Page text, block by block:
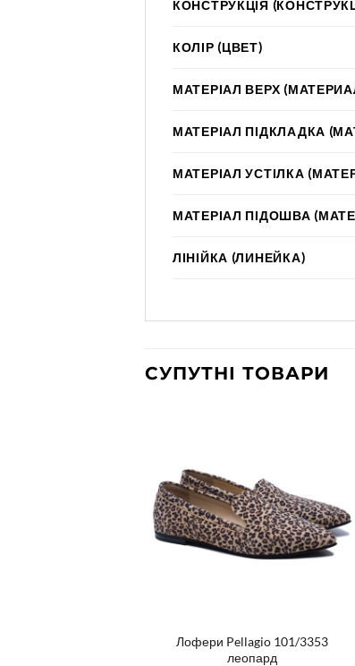
КОНСТРУКЦІЯ
КОЛІР (ЦВЕТ)
МАТЕРІАЛ ВЕРХ
МАТЕРІАЛ ПІДКЛАДКА
МАТЕРІАЛ УСТІЛКА
МАТЕРІАЛ ПІДОШВА
ЛІНІЙКА (ЛИНЕЙКА)
СУПУТНІ ТОВАРИ
Лофери Pellagio 101/3353
леопард